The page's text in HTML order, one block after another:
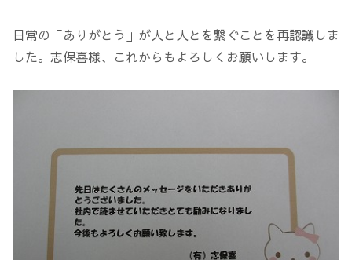
日常の「ありがとう」が人と人とを繋ぐことを再認識しま
した。志保喜様、これからもよろしくお願いします。